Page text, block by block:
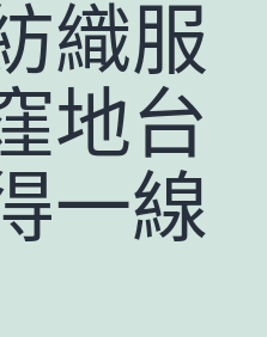
織服
地台
一線